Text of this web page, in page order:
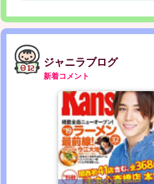
ジャニラブログ
新着コメント